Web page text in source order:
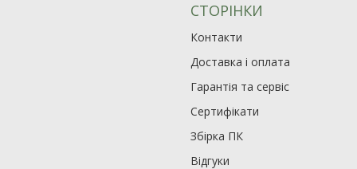
СТОРІНКИ
Контакти
Доставка і оплата
Гарантія та сервіс
Сертифікати
Збірка ПК
Відгуки